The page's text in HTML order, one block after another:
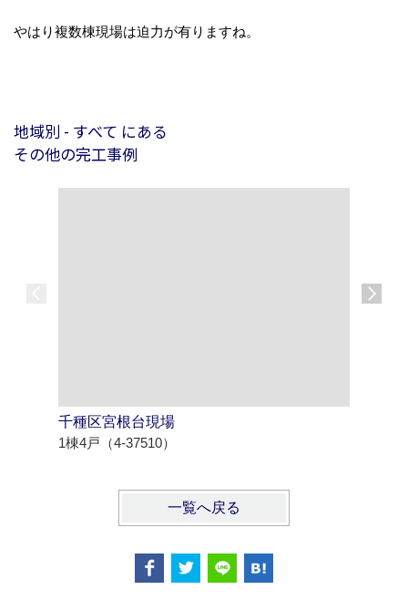
やはり複数棟現場は迫力が有りますね。
地域別 - すべて にある
その他の完工事例
千種区宮根台現場
1棟4戸（4-37510）
一覧へ戻る